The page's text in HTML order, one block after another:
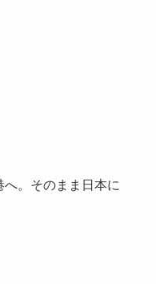
。そのまま日本に